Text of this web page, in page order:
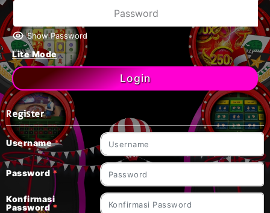
Show Password
Lite Mode
Login
Register
Username*
Password *
Konfirmasi
Password*